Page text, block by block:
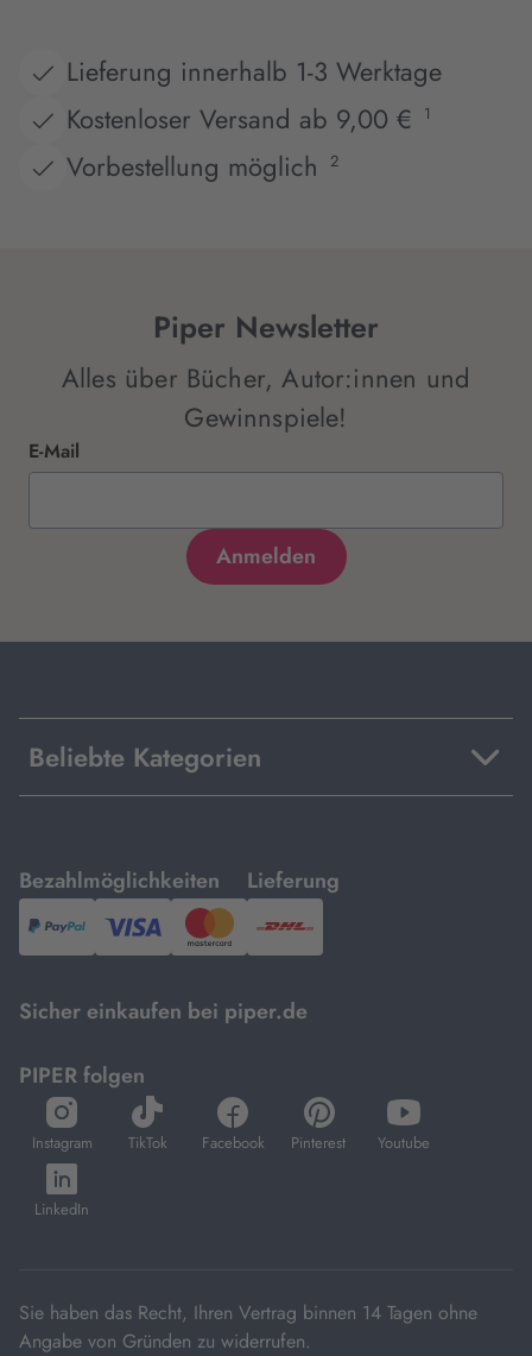
Lieferung innerhalb 1-3 Werktage
Kostenloser Versand ab 9,00 €
1
Vorbestellung möglich 2
Piper Newsletter
Alles über Bücher, Autor:innen und
Gewinnspiele!
E-Mail
Beliebte Kategorien
Bezahlmöglichkeiten
mit
PayPal,Visa
und
Lieferung
mit
DHL.
Sicher einkaufen bei piper.de
PIPER folgen
Instagram
öffnet
in
neuem
Tab
TikTok
öffnet
in
Facebook
öffnet
in
Pinterest
öffnet
in
Youtube
öffnet
in
LinkedIn
öffnet
in
Sie haben das Recht, Ihren Vertrag binnen 14 Tagen ohne
Angabe von Gründen zu widerrufen.